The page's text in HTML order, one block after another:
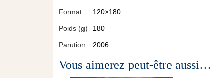
Format 120×180
Poids (g) 180
Parution 2006
Vous aimerez peut-être aussi…